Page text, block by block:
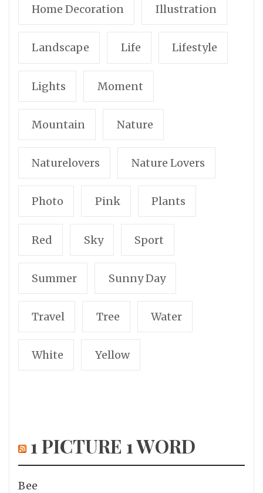
Home Decoration Illustration
Landscape Life Lifestyle
Lights Moment
Mountain Nature
Naturelovers Nature Lovers
Photo Pink Plants
Red Sky Sport
Summer Sunny Day
Travel Tree Water
White Yellow
1 PICTURE 1 WORD
Bee